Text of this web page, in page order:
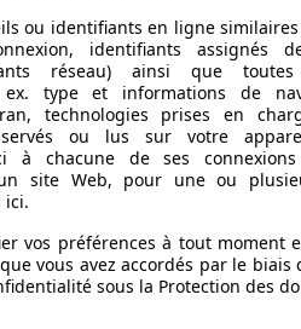
kW (192 PS)
km/h
ccm
ou identifiants en ligne
identifiants assignés
réseau) ainsi que
type et informations de
technologies prises en
ou lus sur votre
à chacune de ses
site Web, pour une ou
ici.
vos préférences à tout moment
vous avez accordés par le biais
sous la Protection des